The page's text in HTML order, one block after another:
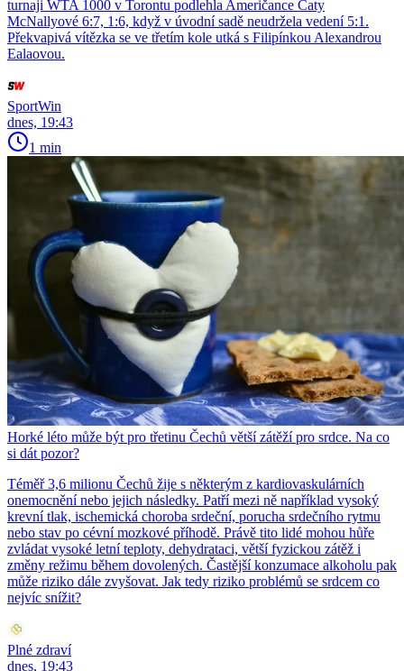
turnaji WTA 1000 v Torontu podlehla Američance Caty
McNallyové 6:7, 1:6, když v úvodní sadě neudržela vedení 5:1.
Překvapivá vítězka se ve třetím kole utká s Filipínkou Alexandrou
Ealaovou.
SportWin
dnes, 19:43
1 min
Horké léto může být pro třetinu Čechů větší zátěží pro srdce. Na co
si dát pozor?
Téměř 3,6 milionu Čechů žije s některým z kardiovaskulárních
onemocnění nebo jejich následky. Patří mezi ně například vysoký
krevní tlak, ischemická choroba srdeční, porucha srdečního rytmu
nebo stav po cévní mozkové příhodě. Právě tito lidé mohou hůře
zvládat vysoké letní teploty, dehydrataci, větší fyzickou zátěž i
změny režimu během dovolených. Častější konzumace alkoholu pak
může riziko dále zvyšovat. Jak tedy riziko problémů se srdcem co
nejvíc snížit?
Plné zdraví
dnes, 19:43